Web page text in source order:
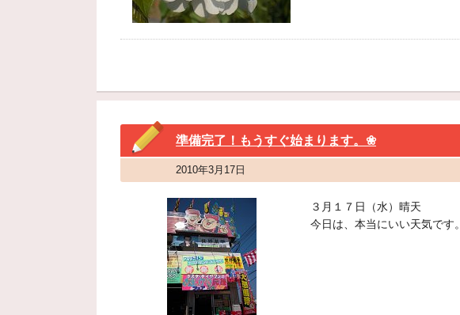
準備完了！もうすぐ始まります。❀
2010年3月17日
３月１７日（水）晴天
今日は、本当にいい天気です。